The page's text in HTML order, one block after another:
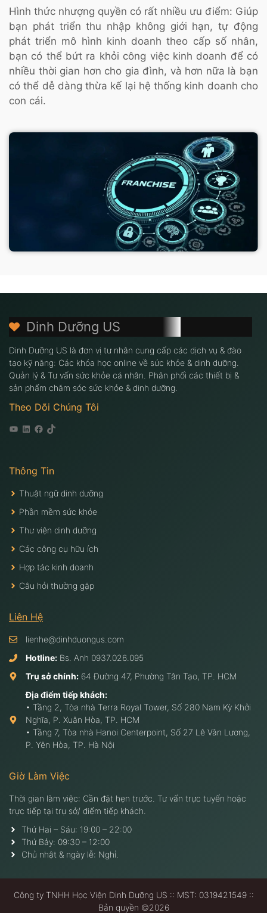
Hình thức nhượng quyền có rất nhiều ưu điểm: Giúp
bạn phát triển thu nhập không giới hạn, tự động
phát triển mô hình kinh doanh theo cấp số nhân,
bạn có thể bứt ra khỏi công việc kinh doanh để có
nhiều thời gian hơn cho gia đình, và hơn nữa là bạn
có thể dễ dàng thừa kế lại hệ thống kinh doanh cho
con cái.
Dinh Dưỡng US
Dinh Dưỡng US là đơn vị tư nhân cung cấp các dịch vụ & đào
tạo kỹ năng: Các khóa học online về sức khỏe & dinh dưỡng.
Quản lý & Tư vấn sức khỏe cá nhân. Phân phối các thiết bị &
sản phẩm chăm sóc sức khỏe & dinh dưỡng.
Theo Dõi Chúng Tôi
Youtube
Linkedin
Facebook
Tiktok
Thông Tin
Thuật ngữ dinh dưỡng
Phần mềm sức khỏe
Thư viện dinh dưỡng
Các công cụ hữu ích
Hợp tác kinh doanh
Câu hỏi thường gặp
Liên Hệ
lienhe@dinhduongus.com
Hotline: Bs. Anh 0937.026.095
Trụ sở chính: 64 Đường 47, Phường Tân Tạo, TP. HCM
Địa điểm tiếp khách:
• Tầng 2, Tòa nhà Terra Royal Tower, Số 280 Nam Kỳ Khởi
Nghĩa, P. Xuân Hòa, TP. HCM
• Tầng 7, Tòa nhà Hanoi Centerpoint, Số 27 Lê Văn Lương,
P. Yên Hòa, TP. Hà Nội
Giờ Làm Việc
Thời gian làm việc: Cần đặt hẹn trước. Tư vấn trực tuyến hoặc
trực tiếp tại trụ sở/ điểm tiếp khách.
Thứ Hai – Sáu: 19:00 – 22:00
Thứ Bảy: 09:30 – 12:00
Chủ nhật & ngày lễ: Nghỉ.
Công ty TNHH Học Viện Dinh Dưỡng US :: MST: 0319421549 ::
Bản quyền ©2026